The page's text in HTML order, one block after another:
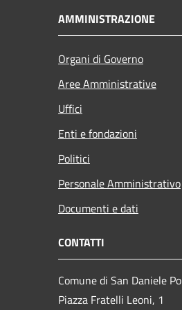
AMMINISTRAZIONE
Organi di Governo
Aree Amministrative
Uffici
Enti e fondazioni
Politici
Personale Amministrativo
Documenti e dati
CONTATTI
Comune di San Daniele Po
Piazza Fratelli Leoni, 1